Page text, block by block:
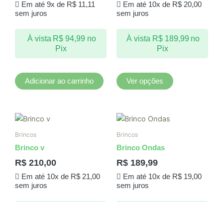
Em até 9x de R$11,11
sem juros
À vista R$ 94,99 no
Pix
Adicionar ao carrinho
Em até 10x de R$20,00
sem juros
À vista R$189,99 no
Pix
Ver opções
As
podem
ser
página
Brincos
Brinco v
R$ 210,00
Em até 10x de R$21,00
sem juros
Brincos
Brinco Ondas
R$ 189,99
Em até 10x de R$19,00
sem juros